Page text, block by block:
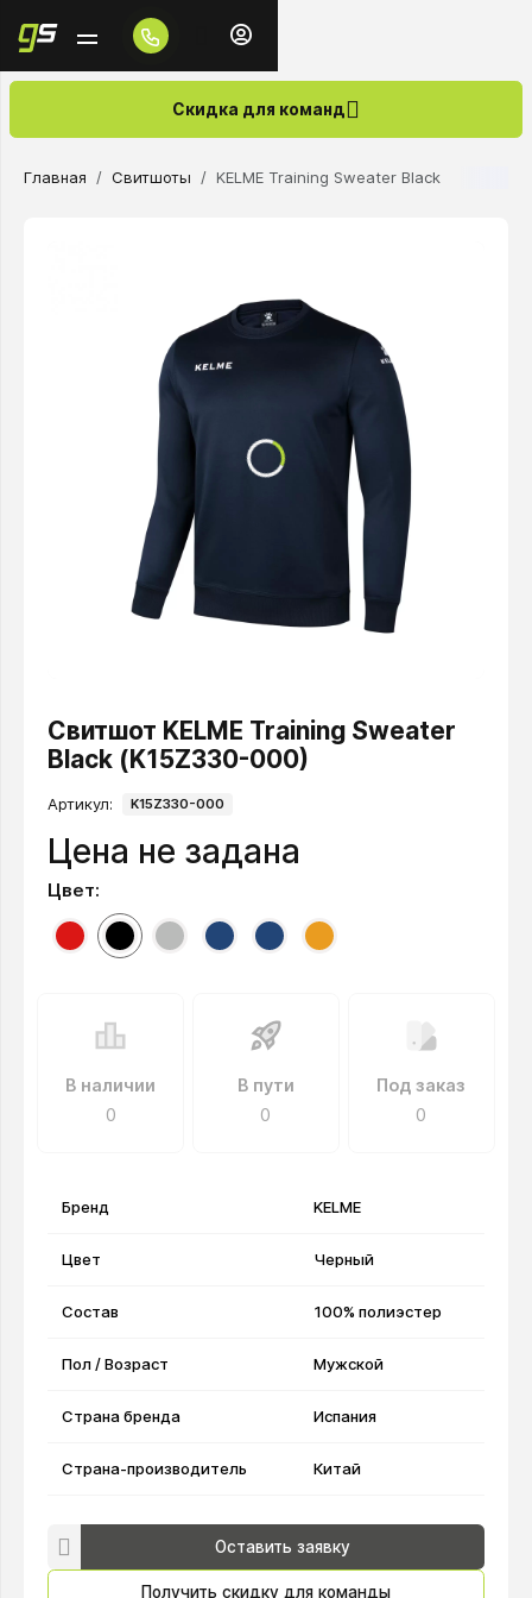
Скидка для команд
Главная Свитшоты KELME Training Sweater Black
Свитшот KELME Training Sweater
Black (K15Z330-000)
Артикул: K15Z330-000
Цена не задана
Цвет:
В наличии
0
В пути
0
Под заказ
0
Бренд KELME
Цвет Черный
Состав 100% полиэстер
Пол / Возраст Мужской
Страна бренда Испания
Страна-производитель Китай
Оставить заявку
Получить скидку для команды